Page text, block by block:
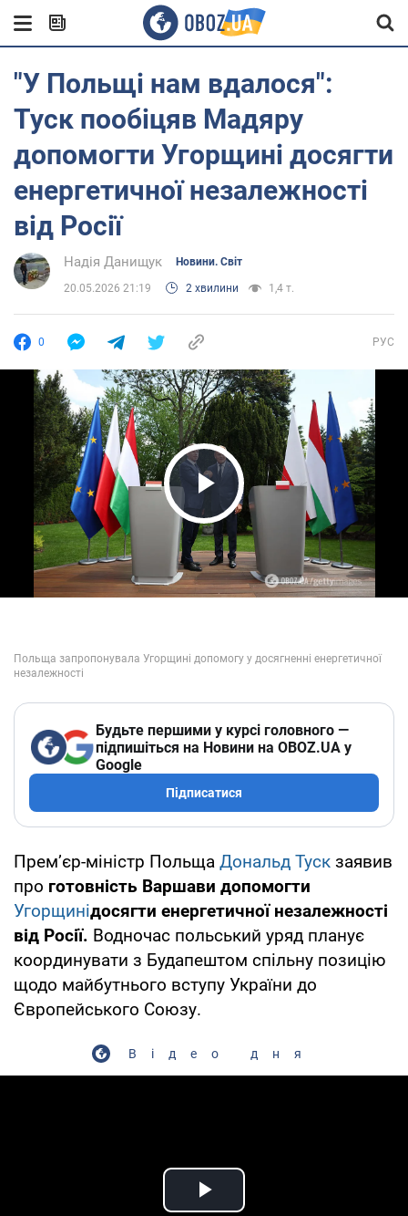
"У Польщі нам вдалося":
Туск пообіцяв Мадяру
допомогти Угорщині досягти
енергетичної незалежності
від Росії
Надія Данищук Новини. Світ
20.05.2026 21:19 2 хвилини 1,4 т.
0 РУС
Play Video
Будьте першими у курсі головного —
підпишіться на Новини на OBOZ.UA у
Google
Підписатися
Прем’єр-міністр Польща Дональд Туск заявив
про готовність Варшави допомогти
Угорщинідосягти енергетичної незалежності
від Росії. Водночас польський уряд планує
координувати з Будапештом спільну позицію
щодо майбутнього вступу України до
Європейського Союзу.
Відео дня